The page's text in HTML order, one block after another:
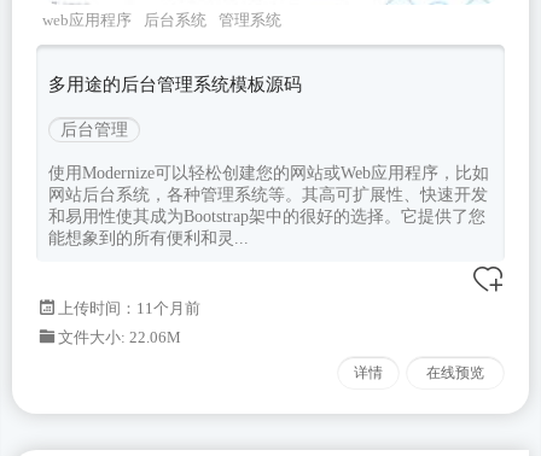
web应用程序 后台系统
管理系统
modernize
Bootstrapv532
多用途的后台管理系统模板源码
后台管理
使用Modernize可以轻松创建您的网站或Web应用程序，比如
网站后台系统，各种管理系统等。其高可扩展性、快速开发
和易用性使其成为Bootstrap架中的很好的选择。它提供了您
能想象到的所有便利和灵...
上传时间：11个月前
文件大小: 22.06M
详情 在线预览